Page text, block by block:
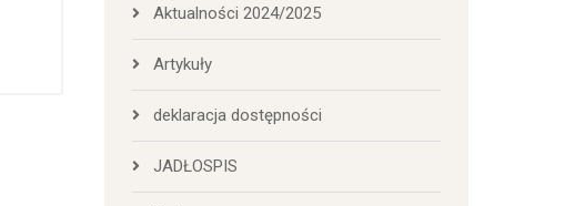
Aktualności 2024/2025
Artykuły
deklaracja dostępności
JADŁOSPIS